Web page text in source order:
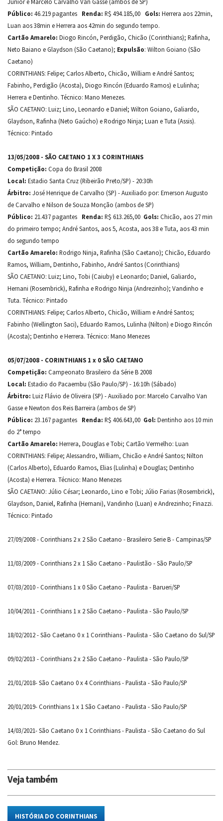
Público: 46.219 pagantes Renda: R$ 494.185,00 Gols: Herrera aos 22min,
Luan aos 38min e Herrera aos 42min do segundo tempo.
Cartão Amarelo: Diogo Rincón, Perdigão, Chicão (Corinthians); Rafinha,
Neto Baiano e Glaydson (São Caetano); Expulsão: Wilton Goiano (São
Caetano)
CORINTHIANS: Felipe; Carlos Alberto, Chicão, William e André Santos;
Fabinho, Perdigão (Acosta), Diogo Rincón (Eduardo Ramos) e Lulinha;
Herrera e Dentinho. Técnico: Mano Menezes.
SÃO CAETANO: Luiz; Lino, Leonardo e Daniel; Wilton Goiano, Galiardo,
Glaydson, Rafinha (Neto Gaúcho) e Rodrigo Ninja; Luan e Tuta (Assis).
Técnico: Pintado
13/05/2008 - SÃO CAETANO 1 X 3 CORINTHIANS
Competição: Copa do Brasil 2008
Local: Estadio Santa Cruz (Ribeirão Preto/SP) - 20:30h
Árbitro: José Henrique de Carvalho (SP) - Auxiliado por: Emerson Augusto
de Carvalho e Nilson de Souza Monção (ambos de SP)
Público: 21.437 pagantes Renda: R$ 613.265,00 Gols: Chicão, aos 27 min
do primeiro tempo; André Santos, aos 5, Acosta, aos 38 e Tuta, aos 43 min
do segundo tempo
Cartão Amarelo: Rodrigo Ninja, Rafinha (São Caetano); Chicão, Eduardo
Ramos, William, Dentinho, Fabinho, André Santos (Corinthians)
SÃO CAETANO: Luiz; Lino, Tobi (Caiuby) e Leonardo; Daniel, Galiardo,
Hernani (Rosembrick), Rafinha e Rodrigo Ninja (Andrezinho); Vandinho e
Tuta. Técnico: Pintado
CORINTHIANS: Felipe; Carlos Alberto, Chicão, William e André Santos;
Fabinho (Wellington Saci), Eduardo Ramos, Lulinha (Nilton) e Diogo Rincón
(Acosta); Dentinho e Herrera. Técnico: Mano Menezes
05/07/2008 - CORINTHIANS 1 x 0 SÃO CAETANO
Competição: Campeonato Brasileiro da Série B 2008
Local: Estadio do Pacaembu (São Paulo/SP) - 16:10h (Sábado)
Árbitro: Luiz Flávio de Oliveira (SP) - Auxiliado por: Marcelo Carvalho Van
Gasse e Newton dos Reis Barreira (ambos de SP)
Público: 23.167 pagantes Renda: R$ 406.643,00 Gol: Dentinho aos 10 min
do 2° tempo
Cartão Amarelo: Herrera, Douglas e Tobi; Cartão Vermelho: Luan
CORINTHIANS: Felipe; Alessandro, William, Chicão e André Santos; Nilton
(Carlos Alberto), Eduardo Ramos, Elias (Lulinha) e Douglas; Dentinho
(Acosta) e Herrera. Técnico: Mano Menezes
SÃO CAETANO: Júlio César; Leonardo, Lino e Tobi; Júlio Farias (Rosembrick),
Glaydson, Daniel, Rafinha (Hernani), Vandinho (Luan) e Andrezinho; Finazzi.
Técnico: Pintado
27/09/2008 - Corinthians 2 x 2 São Caetano - Brasileiro Serie B - Campinas/SP
11/03/2009 - Corinthians 2 x 1 São Caetano - Paulistão - São Paulo/SP
07/03/2010 - Corinthians 1 x 0 São Caetano - Paulista - Barueri/SP
10/04/2011 - Corinthians 1 x 2 São Caetano - Paulista - São Paulo/SP
18/02/2012 - São Caetano 0 x 1 Corinthians - Paulista - São Caetano do Sul/SP
09/02/2013 - Corinthians 2 x 2 São Caetano - Paulista - São Paulo/SP
21/01/2018- São Caetano 0 x 4 Corinthians - Paulista - São Paulo/SP
20/01/2019- Corinthians 1 x 1 São Caetano - Paulista - São Paulo/SP
14/03/2021- São Caetano 0 x 1 Corinthians - Paulista - São Caetano do Sul
Gol: Bruno Mendez.
Veja também
HISTÓRIA DO CORINTHIANS